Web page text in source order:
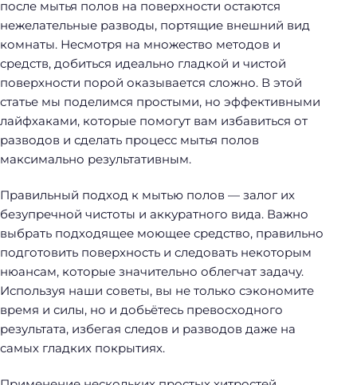
после мытья полов на поверхности остаются
нежелательные разводы, портящие внешний вид
комнаты. Несмотря на множество методов и
средств, добиться идеально гладкой и чистой
поверхности порой оказывается сложно. В этой
статье мы поделимся простыми, но эффективными
лайфхаками, которые помогут вам избавиться от
разводов и сделать процесс мытья полов
максимально результативным.
Правильный подход к мытью полов — залог их
безупречной чистоты и аккуратного вида. Важно
выбрать подходящее моющее средство, правильно
подготовить поверхность и следовать некоторым
нюансам, которые значительно облегчат задачу.
Используя наши советы, вы не только сэкономите
время и силы, но и добьётесь превосходного
результата, избегая следов и разводов даже на
самых гладких покрытиях.